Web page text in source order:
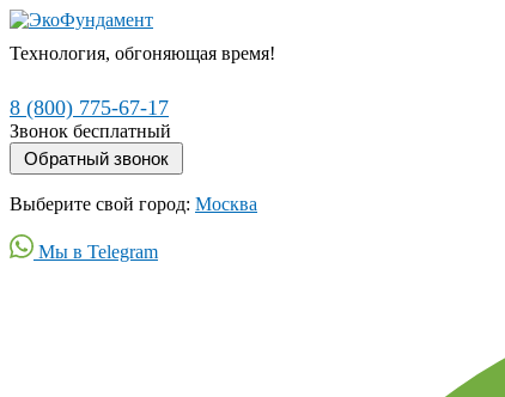
Технология, обгоняющая время!
8 (800) 775-67-17
Звонок бесплатный
Выберите свой город: Москва
Мы в Telegram